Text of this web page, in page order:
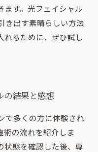
ます。光フェイシャル
き出す素晴らしい方法
れるために、ぜひ試し
の結果と感想
で多くの方に体験され
術の流れを紹介しま
状態を確認した後、専